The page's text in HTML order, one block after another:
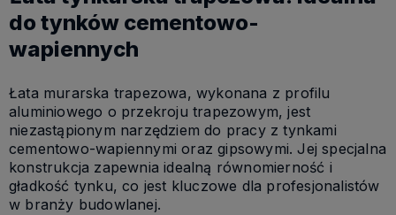
do tynków cementowo-
wapiennych
Łata murarska trapezowa, wykonana z profilu
aluminiowego o przekroju trapezowym, jest
niezastąpionym narzędziem do pracy z tynkami
cementowo-wapiennymi oraz gipsowymi. Jej specjalna
konstrukcja zapewnia idealną równomierność i
gładkość tynku, co jest kluczowe dla profesjonalistów
w branży budowlanej.